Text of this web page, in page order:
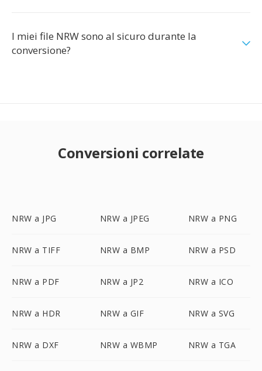
I miei file NRW sono al sicuro durante la
conversione?
Conversioni correlate
NRW a JPG NRW a JPEG NRW a PNG
NRW a TIFF NRW a BMP NRW a PSD
NRW a PDF NRW a JP2 NRW a ICO
NRW a HDR NRW a GIF NRW a SVG
NRW a DXF NRW a WBMP NRW a TGA